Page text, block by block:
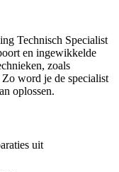
Technisch Specialist
en ingewikkelde
zoals
word je de specialist
oplossen.
uit